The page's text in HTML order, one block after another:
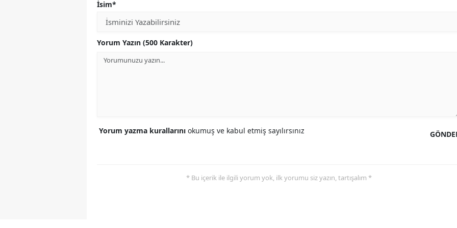
İsim*
Yorum Yazın (500 Karakter)
Yorum yazma kurallarını okumuş ve kabul etmiş sayılırsınız
* Bu içerik ile ilgili yorum yok, ilk yorumu siz yazın, tartışalım *